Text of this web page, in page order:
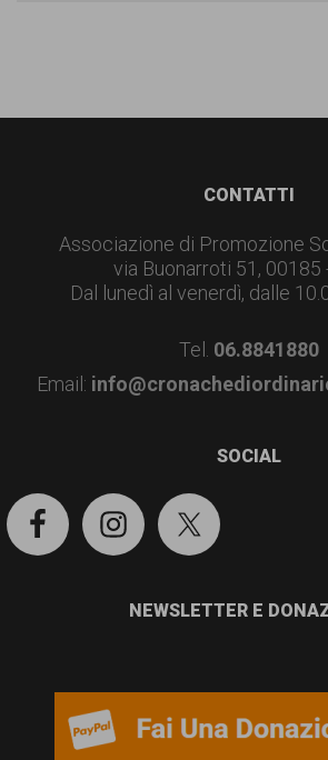
CONTATTI
Associazione di Promozione
via Buonarroti 51, 00185
Dal lunedì al venerdì, dalle
Tel. 06.8841880
Email:
SOCIAL
NEWSLETTER E